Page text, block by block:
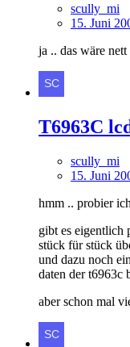
scully_mi
15. Juni
ja .. das wäre nett
T6963C
scully_mi
15. Juni
hmm .. probier
gibt es eigentlich
stück für stück
und dazu noch
daten der t6963c
aber schon mal